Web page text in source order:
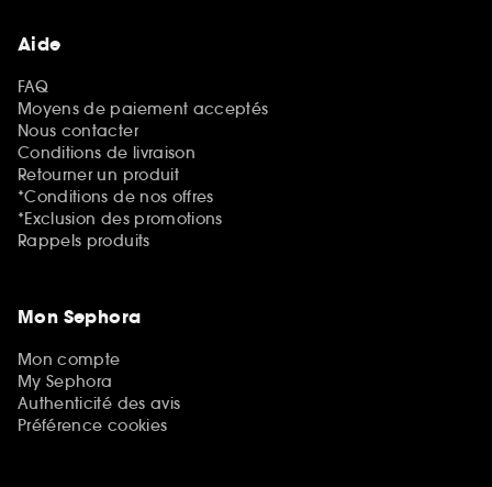
Aide
FAQ
Moyens de paiement acceptés
Nous contacter
Conditions de livraison
Retourner un produit
*Conditions de nos offres
*Exclusion des promotions
Rappels produits
Mon Sephora
Mon compte
My Sephora
Authenticité des avis
Préférence cookies